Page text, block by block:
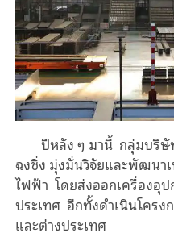
ปีหลัง ๆ มานี้ กลุ่มบริษั
ฉงชิ่ง มุ่งมั่นวิจัยและพัฒนา
ไฟฟ้า โดยส่งออกเครื่องอุ
ประเทศ อีกทั้งดำเนินโครง
และต่างประเทศ